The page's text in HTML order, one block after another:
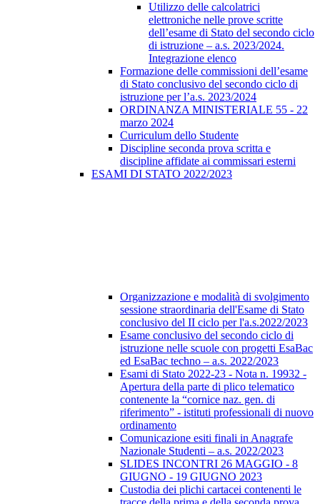
Utilizzo delle calcolatrici
elettroniche nelle prove scritte
dell’esame di Stato del secondo ciclo
di istruzione – a.s. 2023/2024.
Integrazione elenco
Formazione delle commissioni dell’esame
di Stato conclusivo del secondo ciclo di
istruzione per l’a.s. 2023/2024
ORDINANZA MINISTERIALE 55 - 22
marzo 2024
Curriculum dello Studente
Discipline seconda prova scritta e
discipline affidate ai commissari esterni
ESAMI DI STATO 2022/2023
Organizzazione e modalità di svolgimento
sessione straordinaria dell'Esame di Stato
conclusivo del II ciclo per l'a.s.2022/2023
Esame conclusivo del secondo ciclo di
istruzione nelle scuole con progetti EsaBac
ed EsaBac techno – a.s. 2022/2023
Esami di Stato 2022-23 - Nota n. 19932 -
Apertura della parte di plico telematico
contenente la “cornice naz. gen. di
riferimento” - istituti professionali di nuovo
ordinamento
Comunicazione esiti finali in Anagrafe
Nazionale Studenti – a.s. 2022/2023
SLIDES INCONTRI 26 MAGGIO - 8
GIUGNO - 19 GIUGNO 2023
Custodia dei plichi cartacei contenenti le